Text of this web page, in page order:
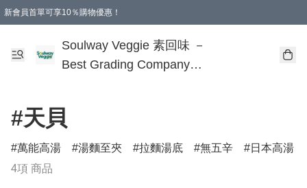
新會員首單可享10％購物優惠！
本地購滿$499即享免運費 - 全程選用順豐溫控速遞服務
購物滿 HKD 250.00 即減 HKD 30.00 運費！（適用於 特定的送貨方式 )
Soulway Veggie 素回味 －
Best Grading Company
#天貝
萬能高湯 湯麵至夾 拉麵湯底 無五辛
日本高湯
4項 商品